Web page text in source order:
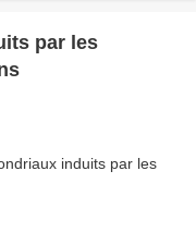
par les